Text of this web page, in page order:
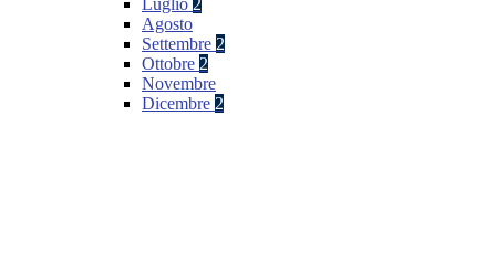
Luglio 2
Agosto
Settembre 2
Ottobre 2
Novembre
Dicembre 2